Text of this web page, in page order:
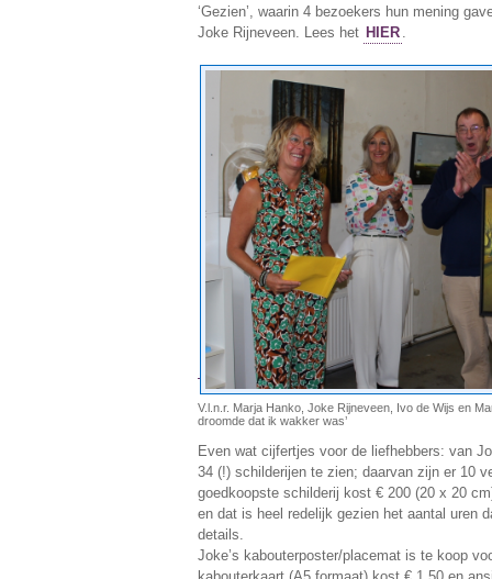
‘Gezien’, waarin 4 bezoekers hun mening
Joke Rijneveen. Lees het HIER
V.l.n.r. Marja Hanko, Joke Rijneveen, Ivo de Wijs en
droomde dat ik wakker was’
Even wat cijfertjes voor de liefhebbers: van
34 (!) schilderijen te zien; daarvan zijn er 10
goedkoopste schilderij kost € 200 (20 x 20
en dat is heel redelijk gezien het aantal uren
details.
Joke’s kabouterposter/placemat is te koop